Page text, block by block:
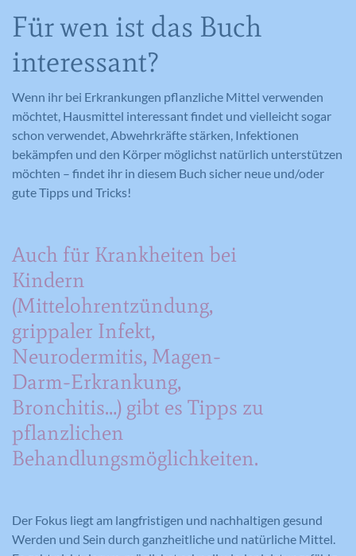
Für wen ist das Buch
interessant?
Wenn ihr bei Erkrankungen pflanzliche Mittel verwenden
möchtet, Hausmittel interessant findet und vielleicht sogar
schon verwendet, Abwehrkräfte stärken, Infektionen
bekämpfen und den Körper möglichst natürlich unterstützen
möchten – findet ihr in diesem Buch sicher neue und/oder
gute Tipps und Tricks!
Auch für Krankheiten bei
Kindern
(Mittelohrentzündung,
grippaler Infekt,
Neurodermitis, Magen-
Darm-Erkrankung,
Bronchitis…) gibt es Tipps zu
pflanzlichen
Behandlungsmöglichkeiten.
Der Fokus liegt am langfristigen und nachhaltigen gesund
Werden und Sein durch ganzheitliche und natürliche Mittel.